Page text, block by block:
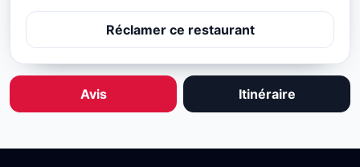
Réclamer ce restaurant
Avis Itinéraire